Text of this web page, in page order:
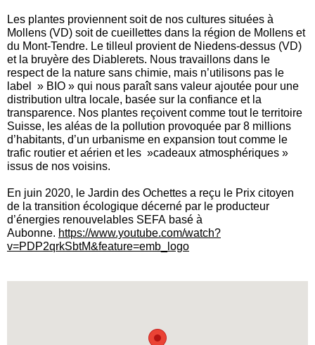
Les plantes proviennent soit de nos cultures situées à
Mollens (VD) soit de cueillettes dans la région de Mollens et
du Mont-Tendre. Le tilleul provient de Niedens-dessus (VD)
et la bruyère des Diablerets. Nous travaillons dans le
respect de la nature sans chimie, mais n’utilisons pas le
label » BIO » qui nous paraît sans valeur ajoutée pour une
distribution ultra locale, basée sur la confiance et la
transparence. Nos plantes reçoivent comme tout le territoire
Suisse, les aléas de la pollution provoquée par 8 millions
d’habitants, d’un urbanisme en expansion tout comme le
trafic routier et aérien et les »cadeaux atmosphériques »
issus de nos voisins.
En juin 2020, le Jardin des Ochettes a reçu le Prix citoyen
de la transition écologique décerné par le producteur
d’énergies renouvelables SEFA basé à
Aubonne. https://www.youtube.com/watch?
v=PDP2qrkSbtM&feature=emb_logo